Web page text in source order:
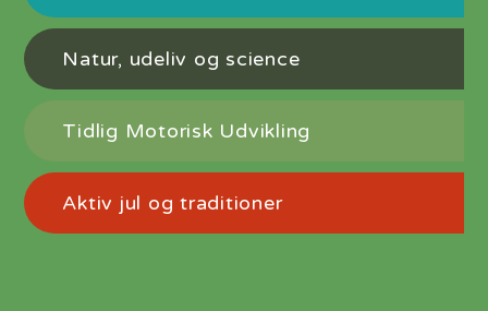
Natur, udeliv og science
Tidlig Motorisk Udvikling
Aktiv jul og traditioner